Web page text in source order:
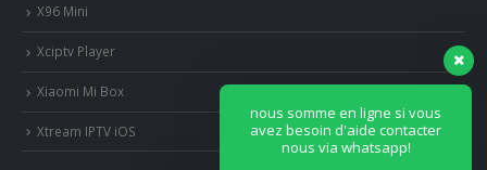
X96 Mini
Xciptv Player
Xiaomi Mi Box
Xtream IPTV iOS
nous somme en ligne si vous
avez besoin d'aide contacter
nous via whatsapp!